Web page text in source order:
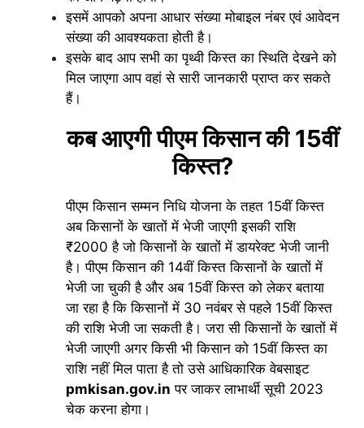
इसमें आपको अपना आधार संख्या मोबाइल नंबर एवं आवेदन
संख्या की आवश्यकता होती है।
इसके बाद आप सभी का पृथ्वी किस्त का स्थिति देखने को
मिल जाएगा आप वहां से सारी जानकारी प्राप्त कर सकते
हैं।
कब आएगी पीएम किसान की 15वीं
किस्त?
पीएम किसान सम्मन निधि योजना के तहत 15वीं किस्त
अब किसानों के खातों में भेजी जाएगी इसकी राशि
₹2000 है जो किसानों के खातों में डायरेक्ट भेजी जानी
है। पीएम किसान की 14वीं किस्त किसानों के खातों में
भेजी जा चुकी है और अब 15वीं किस्त को लेकर बताया
जा रहा है कि किसानों में 30 नवंबर से पहले 15वीं किस्त
की राशि भेजी जा सकती है। जरा सी किसानों के खातों में
भेजी जाएगी अगर किसी भी किसान को 15वीं किस्त का
राशि नहीं मिल पाता है तो उसे आधिकारिक वेबसाइट
pmkisan.gov.in पर जाकर लाभार्थी सूची 2023
चेक करना होगा।